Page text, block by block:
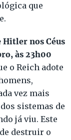
que
Hitler nos Céus
às 23h00
o Reich adote
vez mais
sistemas de
já viu. Este
destruir o